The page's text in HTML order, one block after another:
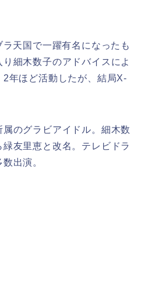
ラ天国で一躍有名になったも
細木数子のアドバイスによ
2年ほど活動したが、結局X-
属のグラビアイドル。細木数
友里恵と改名。テレビドラ
出演。